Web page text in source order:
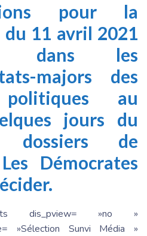
pour la
11 avril 2021
dans les
majors des
au
jours du
dossiers de
Démocrates
dis_pview= »no »
»Sélection Sunvi Média »